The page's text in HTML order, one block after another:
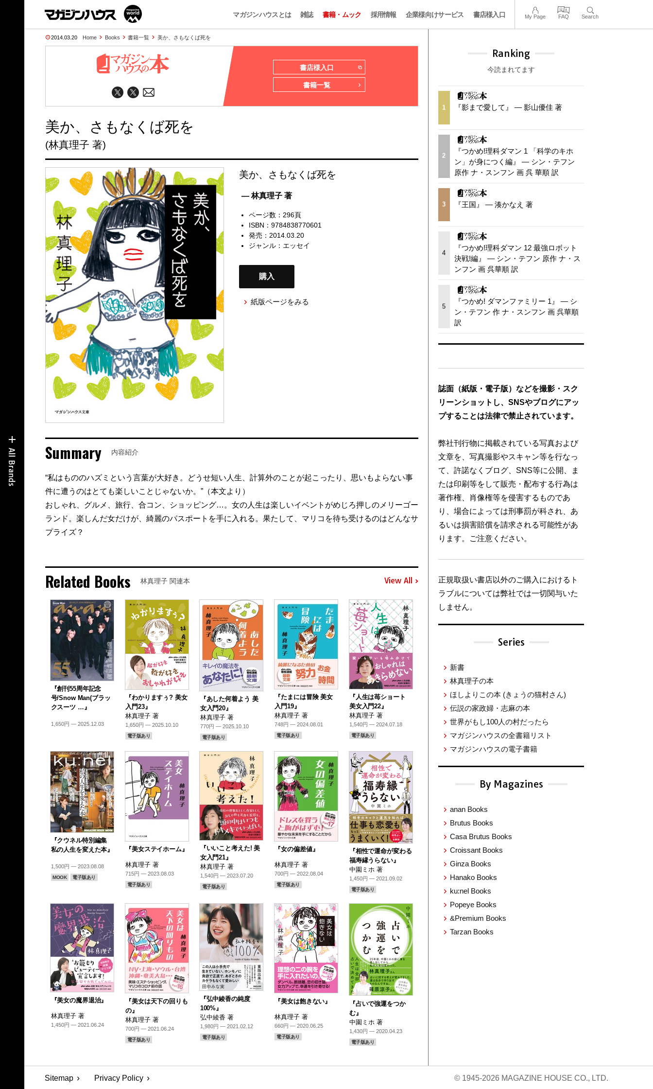
マガジンハウスとは 雑誌 書籍・ムック 採用情報 企業様向けサービス 書店様入口 My Page FAQ Search
2014.03.20 Home Books 書籍一覧 美か、さもなくば死を
書店様入口
書籍一覧
美か、さもなくば死を
(林真理子 著)
美か、さもなくば死を
— 林真理子 著
ページ数：296頁
ISBN：9784838770601
発売：2014.03.20
ジャンル： エッセイ
購入
紙版ページをみる
Summary 内容紹介
“私はもののハズミという言葉が大好き。どうせ短い人生、計算外のことが起こったり、思いもよらない事
件に遭うのはとても楽しいことじゃないか。”（本文より）
おしゃれ、グルメ、旅行、合コン、ショッピング…。女の人生は楽しいイベントがめじろ押しのメリーゴー
ランド。楽しんだ女だけが、綺麗のパスポートを手に入れる。果たして、マリコを待ち受けるのはどんなサ
プライズ？
Related Books 林真理子 関連本 View All
『創刊55周年記念
号/Snow Man(ブラッ
クスーツ …』
1,650円 — 2025.12.03
『わかりますぅ? 美女
入門23』
林真理子 著
1,650円 — 2025.10.10
電子版あり
『あした何着よう 美
女入門20』
林真理子 著
770円 — 2025.10.10
電子版あり
『たまには冒険 美女
入門19』
林真理子 著
748円 — 2024.08.01
電子版あり
『人生は苺ショート
美女入門22』
林真理子 著
1,540円 — 2024.07.18
電子版あり
『クウネル特別編集
私の人生を変えた本』
1,500円 — 2023.08.08
MOOK 電子版あり
『美女ステイホーム』
林真理子 著
715円 — 2023.08.03
電子版あり
『いいこと考えた! 美
女入門21』
林真理子 著
1,540円 — 2023.07.20
電子版あり
『女の偏差値』
林真理子 著
700円 — 2022.08.04
電子版あり
『相性で運命が変わる
福寿縁うらない』
中園ミホ 著
1,450円 — 2021.09.02
電子版あり
『美女の魔界退治』
林真理子 著
1,450円 — 2021.06.24
『美女は天下の回りも
の』
林真理子 著
700円 — 2021.06.24
電子版あり
『弘中綾香の純度
100%』
弘中綾香 著
1,980円 — 2021.02.12
電子版あり
『美女は飽きない』
林真理子 著
660円 — 2020.06.25
電子版あり
『占いで強運をつか
む』
中園ミホ 著
1,430円 — 2020.04.23
電子版あり
Ranking
今読まれてます
1 『影まで愛して』 — 影山優佳 著
2
『つかめ!理科ダマン 1 「科学のキホ
ン」が身につく編』 — シン・テフン
原作 ナ・スンフン 画 呉 華順 訳
3 『王国』 — 湊かなえ 著
4
『つかめ!理科ダマン 12 最強ロボット
決戦!編』 — シン・テフン 原作 ナ・ス
ンフン 画 呉華順 訳
5
『つかめ! ダマンファミリー 1』 — シ
ン・テフン 作 ナ・スンフン 画 呉華順
訳
誌面（紙版・電子版）などを撮影・スク
リーンショットし、SNSやブログにアッ
プすることは法律で禁止されています。
弊社刊行物に掲載されている写真および
文章を、写真撮影やスキャン等を行なっ
て、許諾なくブログ、SNS等に公開、ま
たは印刷等をして販売・配布する行為は
著作権、肖像権等を侵害するものであ
り、場合によっては刑事罰が科され、あ
るいは損害賠償を請求される可能性があ
ります。ご注意ください。
正規取扱い書店以外のご購入におけるト
ラブルについては弊社では一切関与いた
しません。
Series
新書
林真理子の本
ほしよりこの本 (きょうの猫村さん)
伝説の家政婦・志麻の本
世界がもし100人の村だったら
マガジンハウスの全書籍リスト
マガジンハウスの電子書籍
By Magazines
anan Books
Brutus Books
Casa Brutus Books
Croissant Books
Ginza Books
Hanako Books
ku:nel Books
Popeye Books
&Premium Books
Tarzan Books
Sitemap Privacy Policy © 1945-2026 MAGAZINE HOUSE CO., LTD.